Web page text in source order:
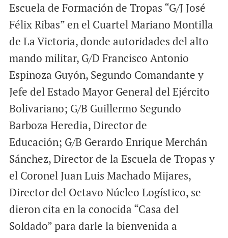
Escuela de Formación de Tropas “G/J José
Félix Ribas” en el Cuartel Mariano Montilla
de La Victoria, donde autoridades del alto
mando militar, G/D Francisco Antonio
Espinoza Guyón, Segundo Comandante y
Jefe del Estado Mayor General del Ejército
Bolivariano; G/B Guillermo Segundo
Barboza Heredia, Director de
Educación; G/B Gerardo Enrique Merchán
Sánchez, Director de la Escuela de Tropas y
el Coronel Juan Luis Machado Mijares,
Director del Octavo Núcleo Logístico, se
dieron cita en la conocida “Casa del
Soldado” para darle la bienvenida a